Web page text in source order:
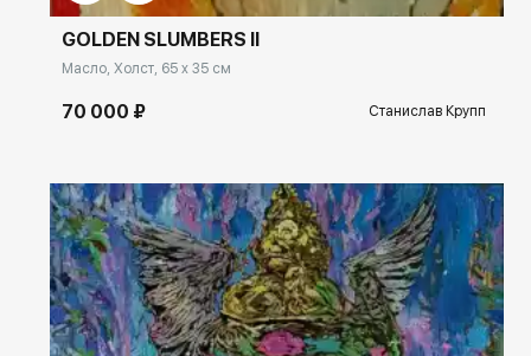
GOLDEN SLUMBERS II
Масло, Холст, 65 x 35 см
70 000 ₽ Станислав Крупп